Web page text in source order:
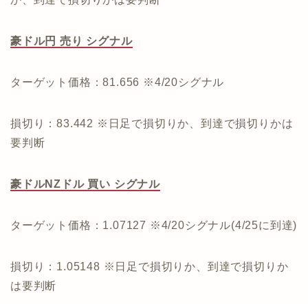
豪ドル円 売り シグナル
ターゲット価格：81.656 ※4/20シグナル
損切り：83.442 ※日足で損切りか、到達で損切りかは
要判断
豪ドルNZドル 買い シグナル
ターゲット価格：1.07127 ※4/20シグナル(4/25に到達)
損切り：1.05148 ※日足で損切りか、到達で損切りか
は要判断